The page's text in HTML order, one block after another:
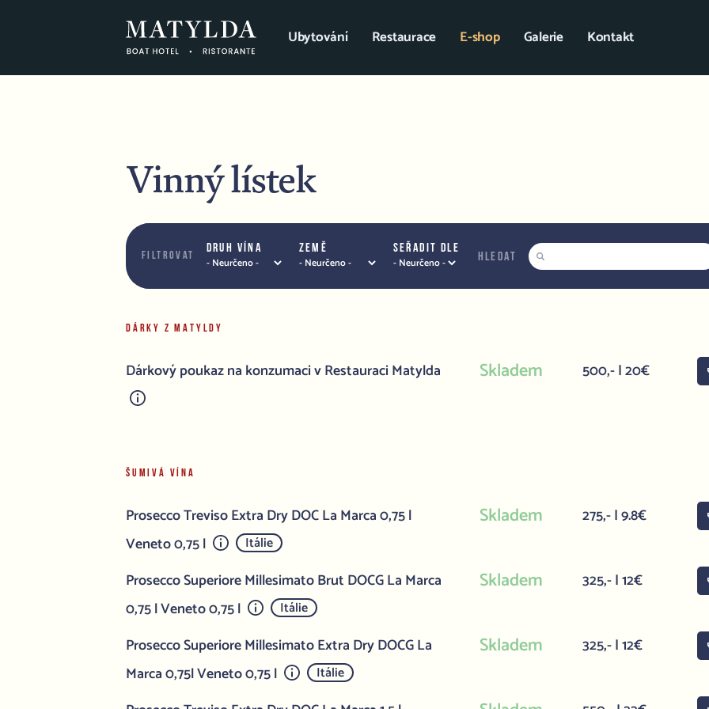
Ubytování Restaurace E-shop Galerie Kontakt
Vinný lístek
Filtrovat
Druh vína Země Seřadit dle
hledat
DÁRKY Z MATYLDY
Dárkový poukaz na konzumaci v Restauraci Matylda Skladem 500,- | 20€
ŠUMIVÁ VÍNA
Prosecco Treviso Extra Dry DOC La Marca 0,75 l
Veneto 0,75 l
Itálie
Skladem 275,- | 9.8€
Prosecco Superiore Millesimato Brut DOCG La Marca
0,75 l Veneto 0,75 l
Itálie
Skladem 325,- | 12€
Prosecco Superiore Millesimato Extra Dry DOCG La
Marca 0,75l Veneto 0,75 l
Itálie
Skladem 325,- | 12€